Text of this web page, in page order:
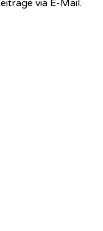
via E-Mail.